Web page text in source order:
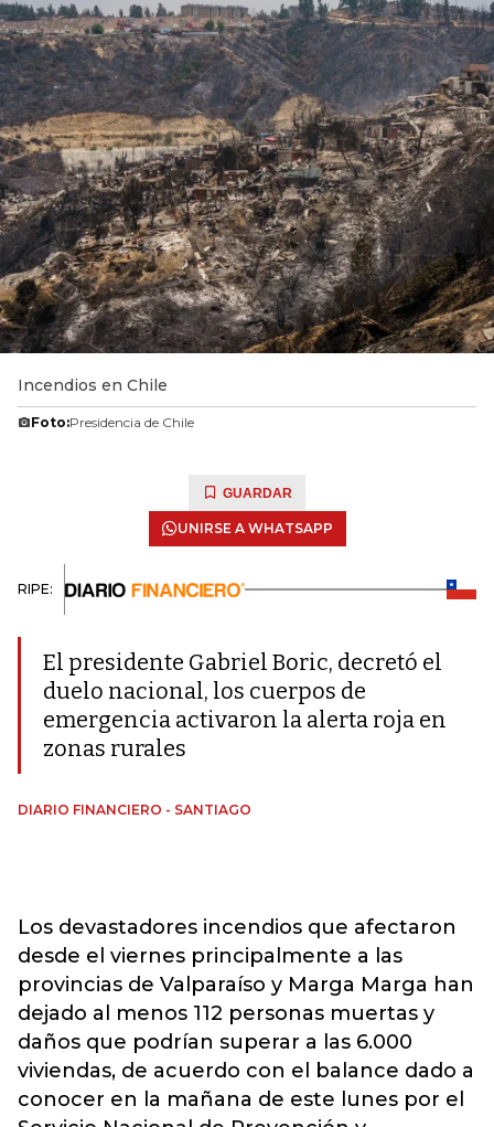
Incendios en Chile
Foto:Presidencia de Chile
GUARDAR
UNIRSE A WHATSAPP
RIPE:
El presidente Gabriel Boric, decretó el
duelo nacional, los cuerpos de
emergencia activaron la alerta roja en
zonas rurales
DIARIO FINANCIERO - SANTIAGO
Los devastadores incendios que afectaron
desde el viernes principalmente a las
provincias de Valparaíso y Marga Marga han
dejado al menos 112 personas muertas y
daños que podrían superar a las 6.000
viviendas, de acuerdo con el balance dado a
conocer en la mañana de este lunes por el